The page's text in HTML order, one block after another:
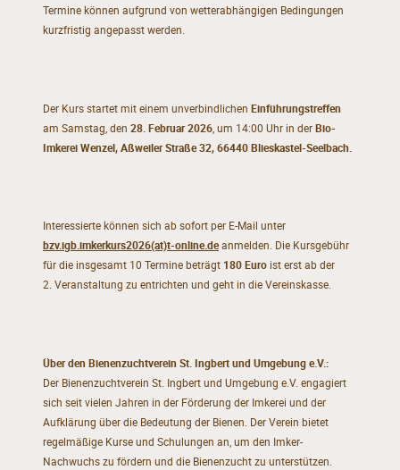
Termine können aufgrund von wetterabhängigen Bedingungen
kurzfristig angepasst werden.
Der Kurs startet mit einem unverbindlichen Einführungstreffen
am Samstag, den 28. Februar 2026, um 14:00 Uhr in derBio-
Imkerei Wenzel, Aßweiler Straße 32, 66440 Blieskastel-Seelbach.
Interessierte können sich ab sofort per E-Mail unter
bzv.igb.imkerkurs2026(at)t-online.deanmelden. Die Kursgebühr
für die insgesamt 10 Termine beträgt 180 Euroist erst ab der
2. Veranstaltung zu entrichten und geht in die Vereinskasse.
Über den Bienenzuchtverein St. Ingbert und Umgebung e.V.:
Der Bienenzuchtverein St. Ingbert und Umgebung e.V. engagiert
sich seit vielen Jahren in der Förderung der Imkerei und der
Aufklärung über die Bedeutung der Bienen. Der Verein bietet
regelmäßige Kurse und Schulungen an, um den Imker-
Nachwuchs zu fördern und die Bienenzucht zu unterstützen.